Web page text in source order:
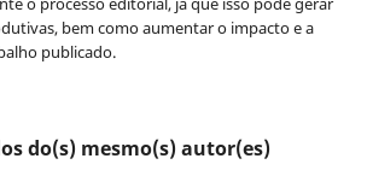
bem como aumentar o impacto e a
publicado.
do(s) mesmo(s) autor(es)